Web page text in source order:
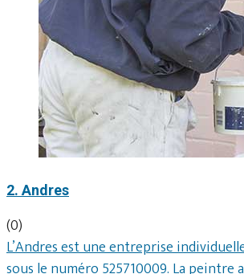
2. Andres
(0)
L’Andres est une entreprise
sous le numéro 525710009. La peintre